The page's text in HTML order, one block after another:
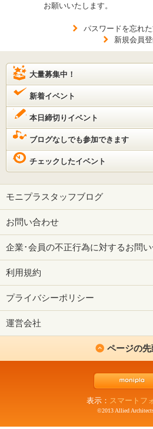
お願いいたします。
パスワードを忘れ
新規会員
大量募集中！
新着イベント
本日締切りイベント
ブログなしでも参加できます
チェックしたイベント
モニプラスタッフブログ
お問い合わせ
企業･会員の不正行為に対するお問
利用規約
プライバシーポリシー
運営会社
ページの先
表示： スマートフ
©2013 Allied